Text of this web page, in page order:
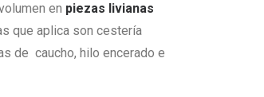
en piezas livianas
que aplica son cestería
de caucho, hilo encerado e